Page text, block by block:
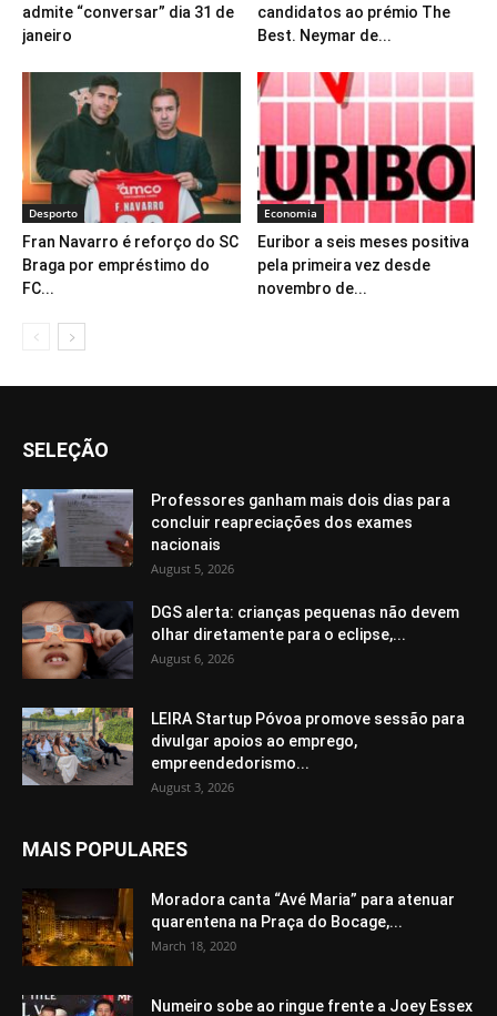
admite “conversar” dia 31 de
janeiro
candidatos ao prémio The
Best. Neymar de...
Desporto
Fran Navarro é reforço do SC
Braga por empréstimo do
FC...
Economia
Euribor a seis meses positiva
pela primeira vez desde
novembro de...
SELEÇÃO
Professores ganham mais dois dias para
concluir reapreciações dos exames
nacionais
August 5, 2026
DGS alerta: crianças pequenas não devem
olhar diretamente para o eclipse,...
August 6, 2026
LEIRA Startup Póvoa promove sessão para
divulgar apoios ao emprego,
empreendedorismo...
August 3, 2026
MAIS POPULARES
Moradora canta “Avé Maria” para atenuar
quarentena na Praça do Bocage,...
March 18, 2020
Numeiro sobe ao ringue frente a Joey Essex